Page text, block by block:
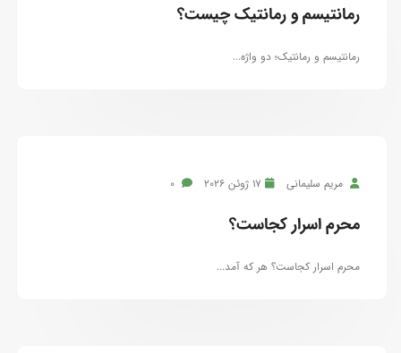
رمانتیسم و رمانتیک چیست؟
رمانتیسم و رمانتیک؛ دو واژه...
مریم سلیمانی 17 ژوئن 2026
محرم اسرار کجاست؟
محرم اسرار کجاست؟ هر که آمد...